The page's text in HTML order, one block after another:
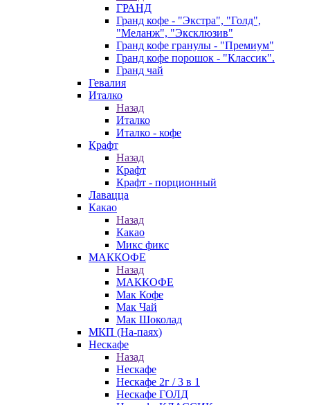
ГРАНД
Гранд кофе - "Экстра", "Голд",
"Меланж", "Эксклюзив"
Гранд кофе гранулы - "Премиум"
Гранд кофе порошок - "Классик".
Гранд чай
Гевалия
Италко
Назад
Италко
Италко - кофе
Крафт
Назад
Крафт
Крафт - порционный
Лавацца
Какао
Назад
Какао
Микс фикс
МАККОФЕ
Назад
МАККОФЕ
Мак Кофе
Мак Чай
Мак Шоколад
МКП (На-паях)
Нескафе
Назад
Нескафе
Нескафе 2г / 3 в 1
Нескафе ГОЛД